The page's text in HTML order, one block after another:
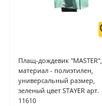
Плащ-дождевик "MASTER",
материал - полиэтилен,
универсальный размер,
зеленый цвет STAYER арт.
11610